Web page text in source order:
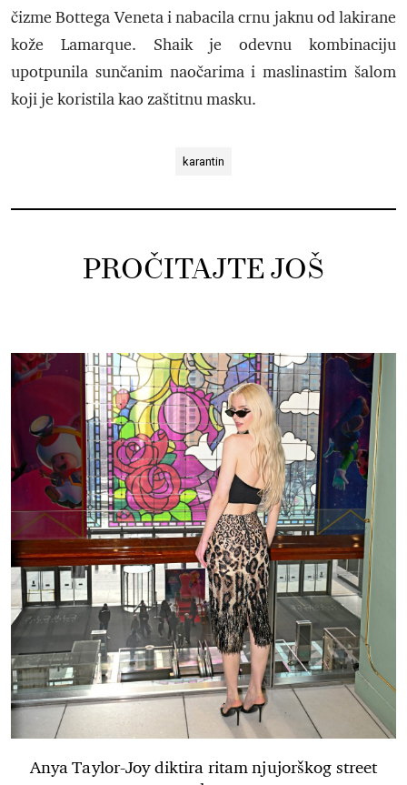
čizme Bottega Veneta i nabacila crnu jaknu od lakirane
kože Lamarque. Shaik je odevnu kombinaciju
upotpunila sunčanim naočarima i maslinastim šalom
koji je koristila kao zaštitnu masku.
karantin
PROČITAJTE JOŠ
Anya Taylor-Joy diktira ritam njujorškog street